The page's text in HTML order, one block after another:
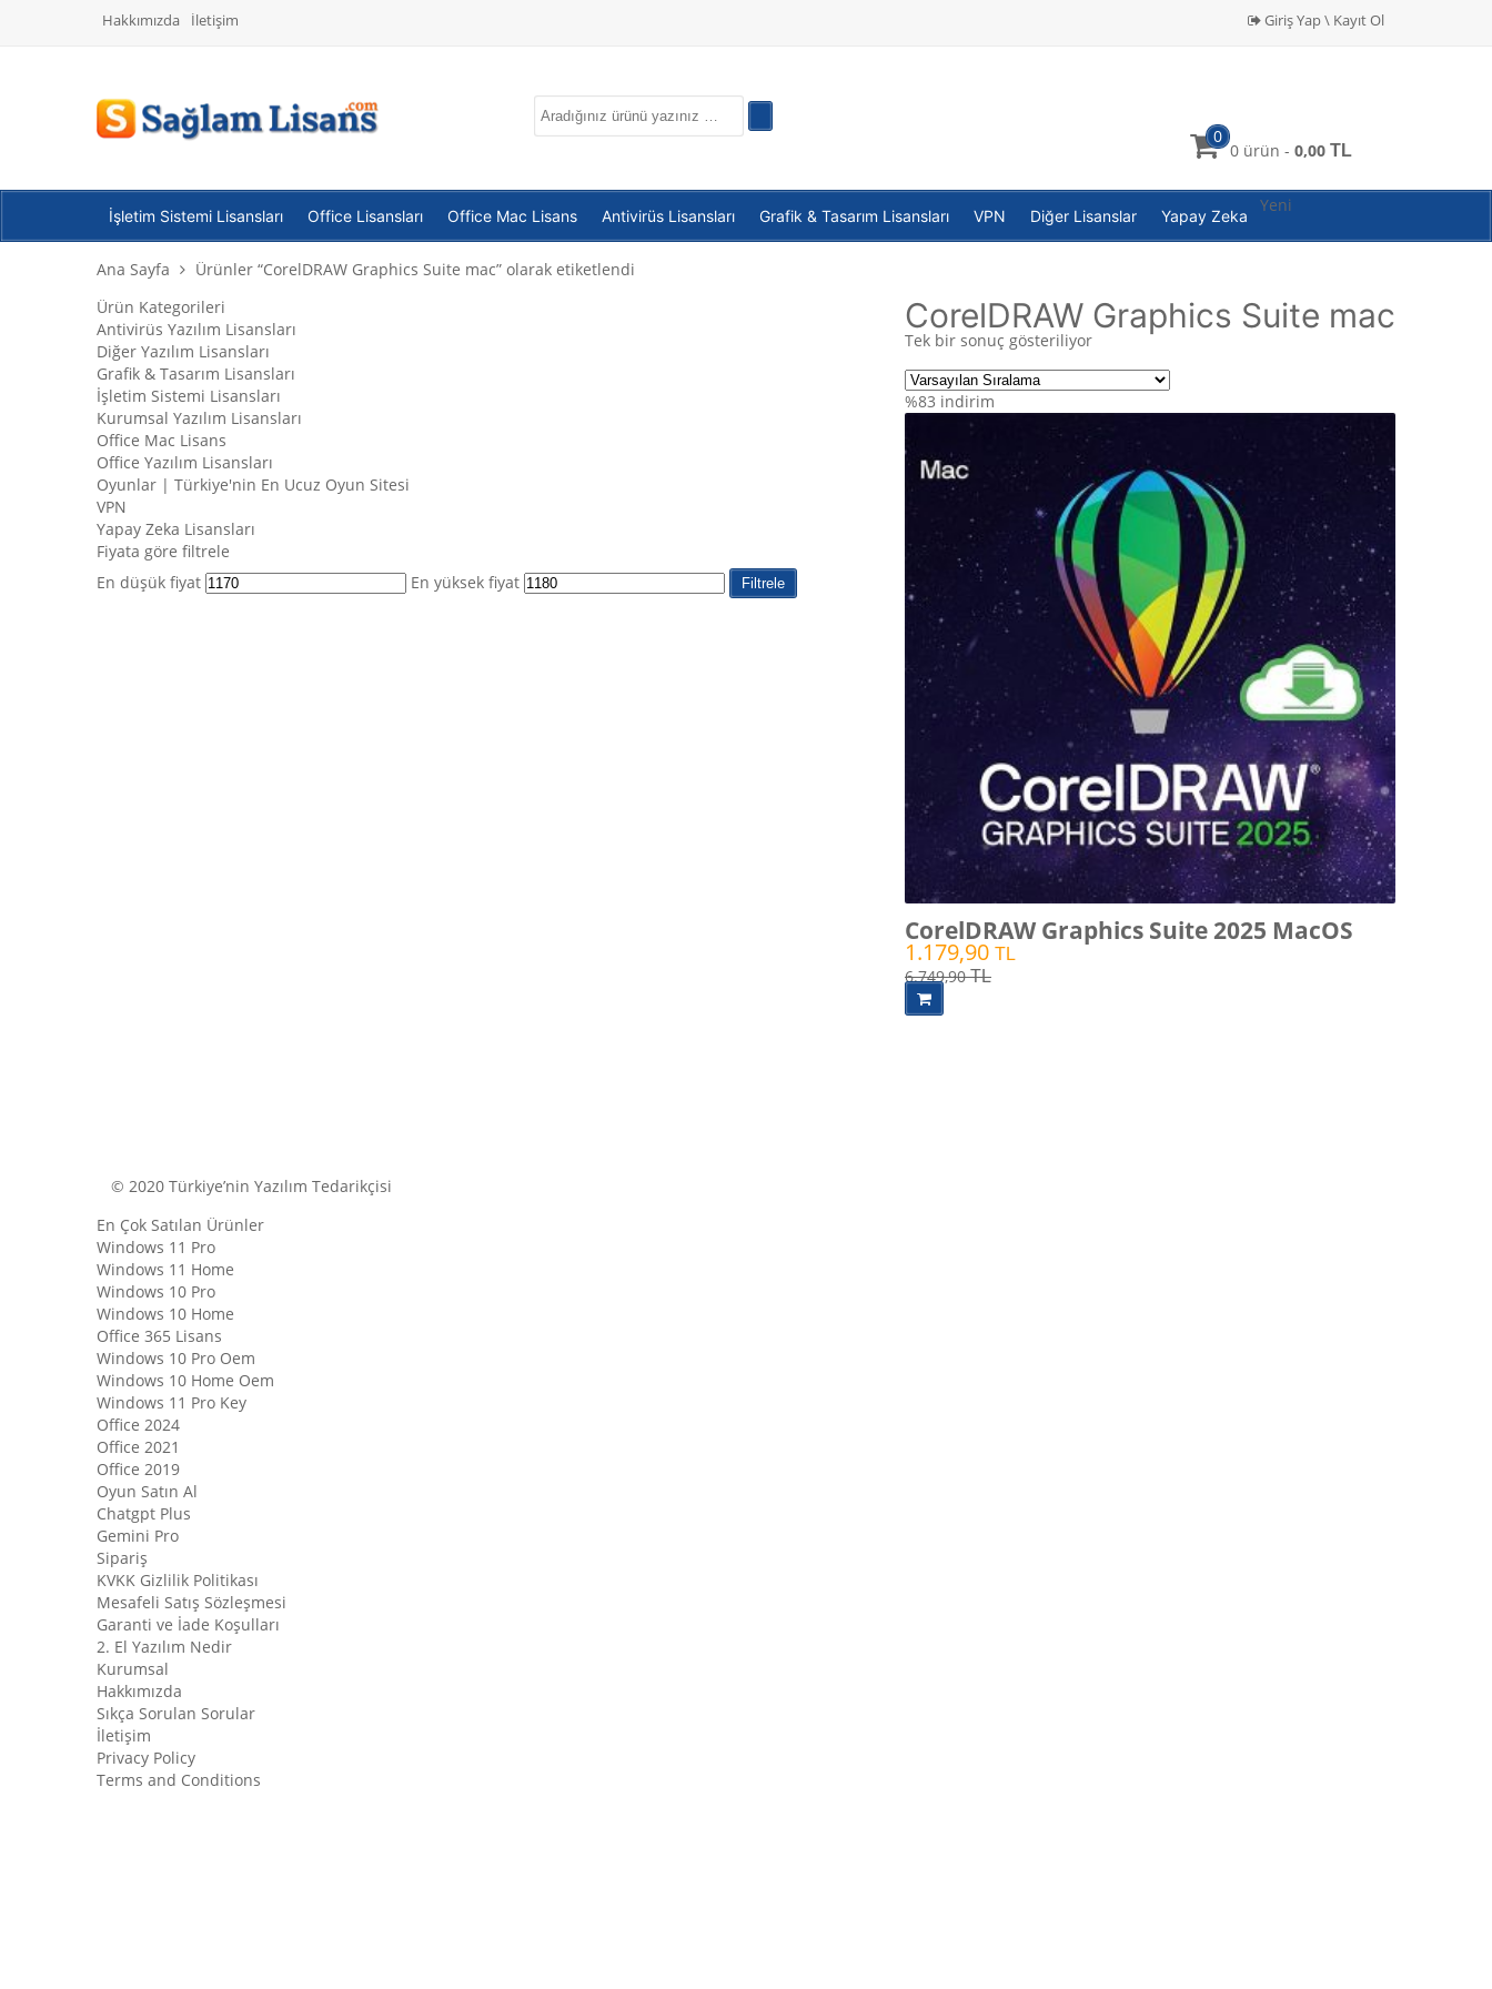
Hakkımızda İletişim Giriş Yap \ Kayıt Ol
0
0 ürün - 0,00 TL
İşletim Sistemi Lisansları Office Lisansları Office Mac Lisans Antivirüs Lisansları Grafik & Tasarım Lisansları VPN Diğer Lisanslar Yapay Zeka
Yeni
Ana Sayfa
Ürünler “CorelDRAW Graphics Suite mac” olarak etiketlendi
Ürün Kategorileri
Antivirüs Yazılım Lisansları
Diğer Yazılım Lisansları
Grafik & Tasarım Lisansları
İşletim Sistemi Lisansları
Kurumsal Yazılım Lisansları
Office Mac Lisans
Office Yazılım Lisansları
Oyunlar | Türkiye'nin En Ucuz Oyun Sitesi
VPN
Yapay Zeka Lisansları
Fiyata göre filtrele
En düşük fiyat
En yüksek fiyat Filtrele
CorelDRAW Graphics Suite mac
Tek bir sonuç gösteriliyor
%83 indirim
CorelDRAW Graphics Suite 2025 MacOS
1.179,90 TL
6.749,90TL
© 2020 Türkiye’nin Yazılım Tedarikçisi
En Çok Satılan Ürünler
Windows 11 Pro
Windows 11 Home
Windows 10 Pro
Windows 10 Home
Office 365 Lisans
Windows 10 Pro Oem
Windows 10 Home Oem
Windows 11 Pro Key
Office 2024
Office 2021
Office 2019
Oyun Satın Al
Chatgpt Plus
Gemini Pro
Sipariş
KVKK Gizlilik Politikası
Mesafeli Satış Sözleşmesi
Garanti ve İade Koşulları
2. El Yazılım Nedir
Kurumsal
Hakkımızda
Sıkça Sorulan Sorular
İletişim
Privacy Policy
Terms and Conditions